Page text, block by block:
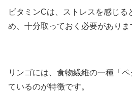
ビタミンCは、ストレスを感じる
め、十分取っておく必要がありま
リンゴには、食物繊維の一種「
ているのが特徴です。